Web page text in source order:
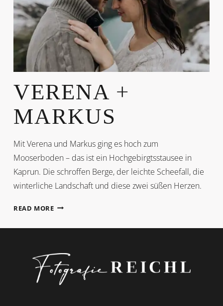
VERENA +
MARKUS
Mit Verena und Markus ging es hoch zum
Mooserboden – das ist ein Hochgebirgtsstausee in
Kaprun. Die schroffen Berge, der leichte Scheefall, die
winterliche Landschaft und diese zwei süßen Herzen.
READ MOREVERENA
MARKUS